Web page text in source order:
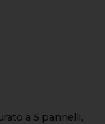
a 5 pannelli,